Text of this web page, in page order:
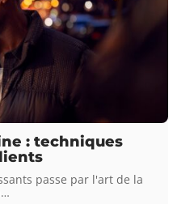
: techniques
passe par l'art de la
…